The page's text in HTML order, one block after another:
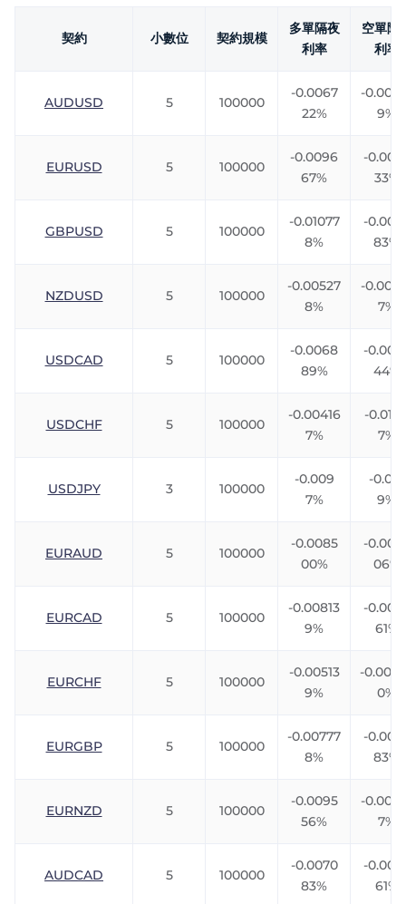
小數位 契約規模
多單隔夜
利率
空單隔
利率
5 100000
-0.0067
22%
-
9%
5 100000
-0.0096
67%
-
33%
5 100000
-0.01077
8%
-
83%
5 100000
-0.00527
8%
-
7%
5 100000
-0.0068
89%
-
44%
5 100000
-0.00416
7%
-
7%
3 100000
-0.009
7%
-0.013
9%
5 100000
-0.0085
00%
-
06%
5 100000
-0.00813
9%
-
61%
5 100000
-0.00513
9%
-
0%
5 100000
-0.00777
8%
-
83%
5 100000
-0.0095
56%
-
7%
5 100000
-0.0070
83%
-
61%
契約
AUDUSD
EURUSD
GBPUSD
NZDUSD
USDCAD
USDCHF
USDJPY
EURAUD
EURCAD
EURCHF
EURGBP
EURNZD
AUDCAD